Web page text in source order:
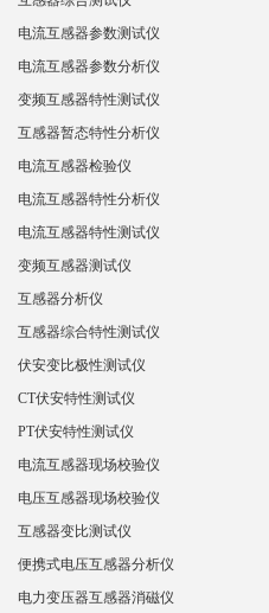
电流互感器参数测试仪
电流互感器参数分析仪
变频互感器特性测试仪
互感器暂态特性分析仪
电流互感器检验仪
电流互感器特性分析仪
电流互感器特性测试仪
变频互感器测试仪
互感器分析仪
互感器综合特性测试仪
伏安变比极性测试仪
CT伏安特性测试仪
PT伏安特性测试仪
电流互感器现场校验仪
电压互感器现场校验仪
互感器变比测试仪
便携式电压互感器分析仪
电力变压器互感器消磁仪